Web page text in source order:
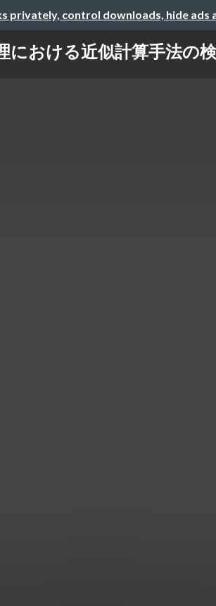
privately, control downloads, hide ads
おける近似計算手法の